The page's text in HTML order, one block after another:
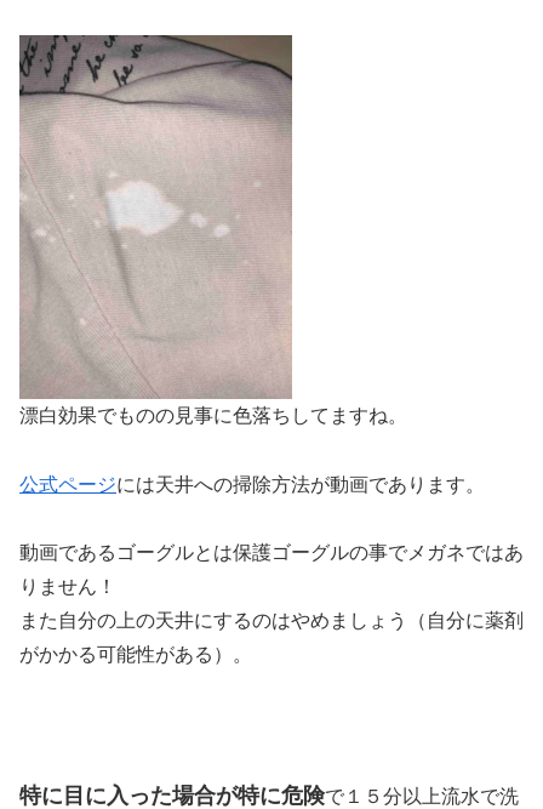
漂白効果でものの見事に色落ちしてますね。
公式ページには天井への掃除方法が動画であります。
動画であるゴーグルとは保護ゴーグルの事でメガネではあ
りません！
また自分の上の天井にするのはやめましょう（自分に薬剤
がかかる可能性がある）。
特に目に入った場合が特に危険で１５分以上流水で洗